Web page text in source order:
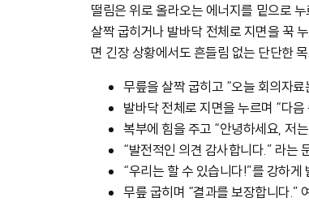
떨림은 위로 올라오는 에너지를 밑으로
살짝 굽히거나 발바닥 전체로 지면을 꾹
면 긴장 상황에서도 흔들림 없는 단단한
무릎을 살짝 굽히고 “오늘 회의자
발바닥 전체로 지면을 누르며 “다
복부에 힘을 주고 “안녕하세요, 저
“발전적인 의견 감사합니다.” 라는
“우리는 할 수 있습니다!”를 강하게
무릎 굽히며 “결과를 보장합니다.”